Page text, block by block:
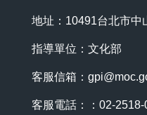
地址：10491台北市中
指導單位：文化部
客服信箱：
客服電話：：02-